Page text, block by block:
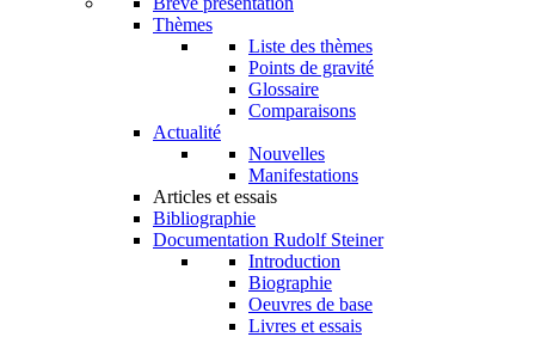
Thèmes
Liste des thèmes
Points de gravité
Glossaire
Comparaisons
Actualité
Nouvelles
Manifestations
Articles et essais
Bibliographie
Documentation Rudolf Steiner
Introduction
Biographie
Oeuvres de base
Livres et essais